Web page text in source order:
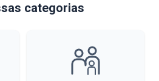
categorias